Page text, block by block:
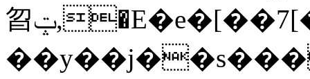
㫚ݓ,�E�e�[��7[�|^��VzhA�